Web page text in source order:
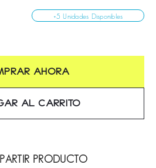
+5 Unidades Disponibles
AL CARRITO
AHORA
PRODUCTO